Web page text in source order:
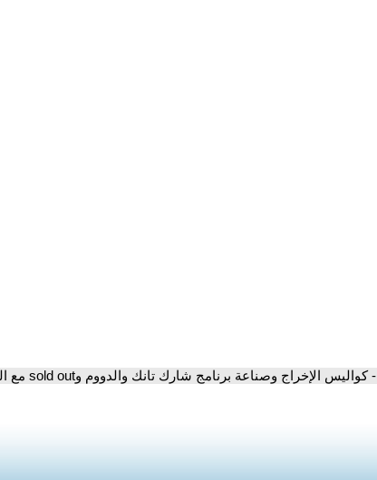
- كواليس الإخراج وصناعة برنامج شارك تانك والدووم وsold out مع المخرج باسل مبارك